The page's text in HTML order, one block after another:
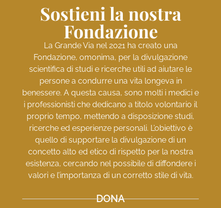
Sostieni la nostra
Fondazione
La Grande Via nel 2021 ha creato una
Fondazione, omonima, per la divulgazione
scientifica di studi e ricerche utili ad aiutare le
persone a condurre una vita longeva in
benessere. A questa causa, sono molti i medici e
i professionisti che dedicano a titolo volontario il
proprio tempo, mettendo a disposizione studi,
ricerche ed esperienze personali. L’obiettivo è
quello di supportare la divulgazione di un
concetto alto ed etico di rispetto per la nostra
esistenza, cercando nel possibile di diffondere i
valori e l’importanza di un corretto stile di vita.
DONA